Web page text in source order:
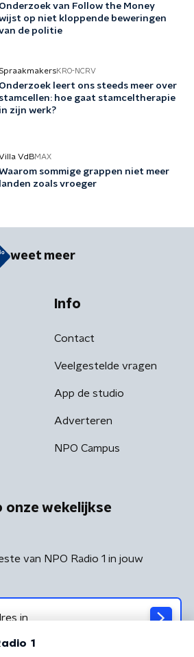
Onderzoek van Follow the Money
op niet kloppende beweringen
de politie
SpraakmakersKRO-NCRV
Onderzoek leert ons steeds meer over
stamcellen: hoe gaat stamceltherapie
in zijn werk?
VdBMAX
sommige grappen niet meer
landen zoals vroeger
weet meer
Info
Contact
Veelgestelde vragen
App de studio
Adverteren
NPO Campus
onze wekelijkse
van NPO Radio 1 in jouw